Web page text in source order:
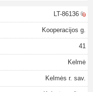
LT-86136
Kooperacijos g.
41
Kelmė
Kelmės r. sav.